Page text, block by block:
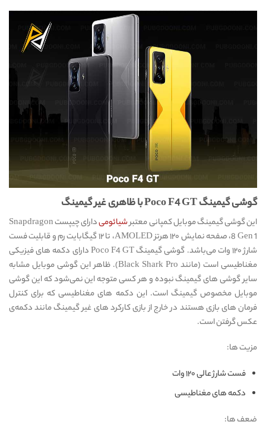
گوشی گیمینگ Poco F4 GT با ظاهری غیر گیمینگ
این گوشی گیمینگ موبایل کمپانی معتبرشیائومی
دارای چیپست Snapdragon
8 Gen 1، صفحه نمایش ۱۲۰ هرتز AMOLED، تا ۱۲ گیگابایت رم و قابلیت فست
شارژ ۱۲۰ وات می‌باشد. گوشی گیمینگ Poco F4 GT دارای دکمه های فیزیکی
مغناطیسی است (مانند Black Shark Pro). ظاهر این گوشی موبایل مشابه
سایر گوشی های گیمینگ نبوده و هر کسی متوجه این نمی‌شود که این گوشی
موبایل مخصوص گیمینگ است. این دکمه های مغناطیسی که برای کنترل
فرمان های بازی هستند در خارج از بازی کارکرد های غیر گیمینگ مانند دکمه‌ی
عکس گرفتن است.
مزیت ها:
فست شارژ عالی ۱۲۰ وات
دکمه های مغناطیسی
ضعف ها: